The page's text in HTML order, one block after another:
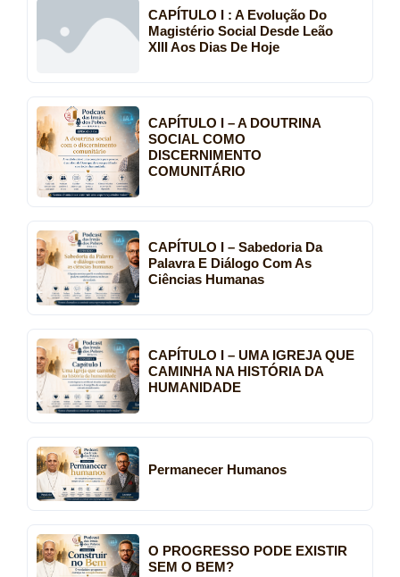
CAPÍTULO I : A Evolução Do
Magistério Social Desde Leão
XIII Aos Dias De Hoje
CAPÍTULO I – A DOUTRINA
SOCIAL COMO
DISCERNIMENTO
COMUNITÁRIO
CAPÍTULO I – Sabedoria Da
Palavra E Diálogo Com As
Ciências Humanas
CAPÍTULO I – UMA IGREJA QUE
CAMINHA NA HISTÓRIA DA
HUMANIDADE
Permanecer Humanos
O PROGRESSO PODE EXISTIR
SEM O BEM?